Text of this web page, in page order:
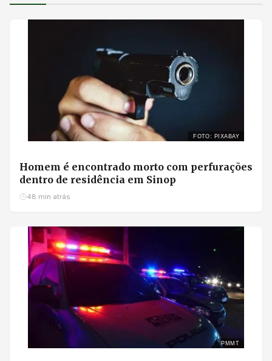
FOTO: PIXABAY
Homem é encontrado morto com perfurações
dentro de residência em Sinop
48 min atrás
PMMT